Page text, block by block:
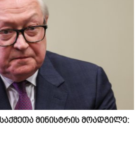
მინისტრის მოადგილე: